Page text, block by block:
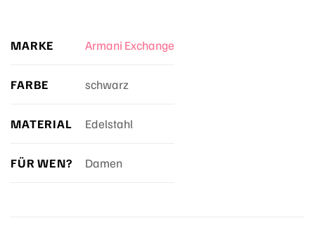
MARKE Armani Exchange
FARBE schwarz
MATERIAL Edelstahl
FÜR WEN? Damen